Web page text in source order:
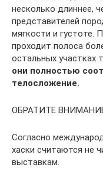
несколько длиннее,
представителей
мягкости и густоте.
проходит полоса
остальных участках
они полностью
телосложение.
ОБРАТИТЕ
Согласно
хаски считаются не
выставкам.